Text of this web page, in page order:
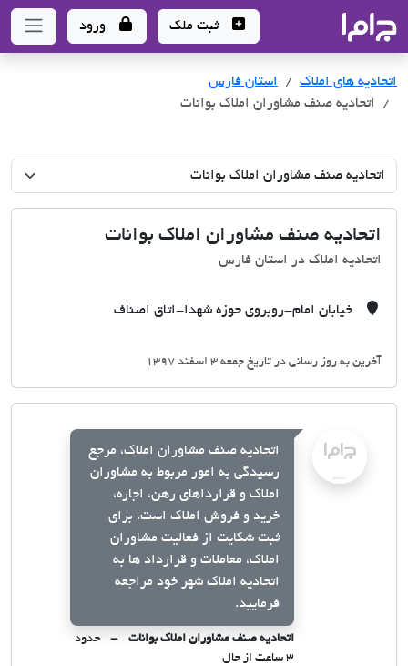
- سامانه جامع املاک و مشاورین املاک
ثبت ملک ورود
اتحادیه های املاک اتحادیه های املاک
استان فارس
اتحادیه صنف مشاوران املاک بوانات
اتحادیه صنف مشاوران املاک بوانات
اتحادیه املاک در استان فارس
خیابان امام-روبروی حوزه شهدا-اتاق اصناف
آخرین به روز رسانی در تاریخ جمعه 3 اسفند 1397
اتحادیه صنف مشاوران املاک، مرجع
رسیدگی به امور مربوط به مشاوران
املاک و قرارداهای رهن، اجاره،
خرید و فروش املاک است. برای
ثبت شکایت از فعالیت مشاوران
املاک، معاملات و قرارداد ها به
اتحادیه املاک شهر خود مراجعه
فرمایید.
اتحادیه صنف مشاوران املاک بوانات
حدود
۳ ساعت از حال